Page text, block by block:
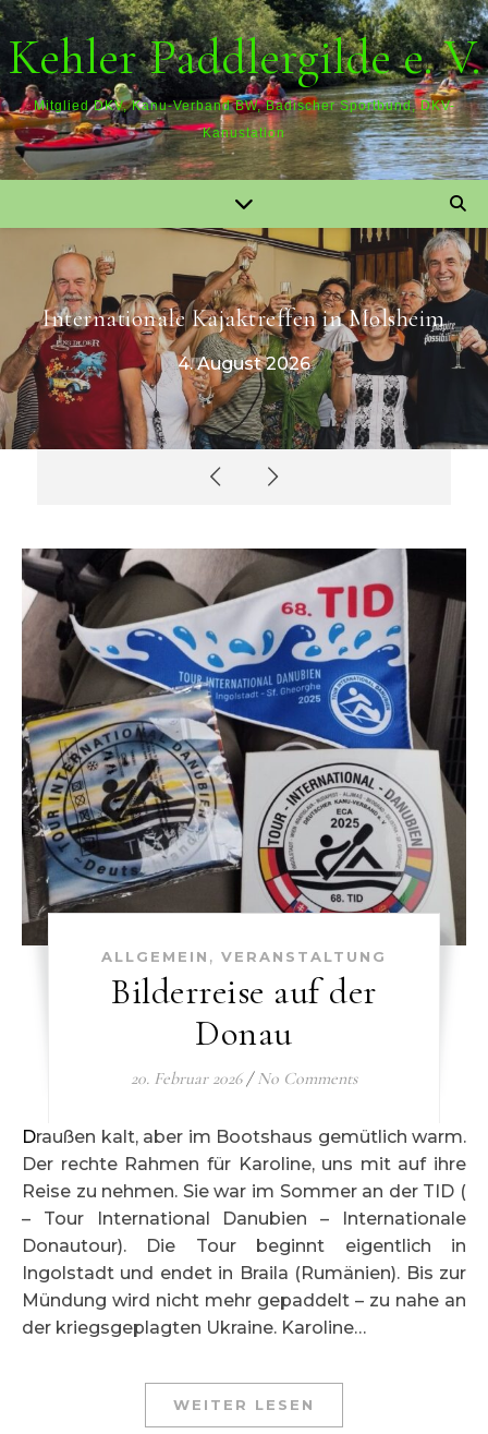
Kehler Paddlergilde e. V.
Mitglied DKV, Kanu-Verband BW, Badischer Sportbund, DKV-
Kanustation
Internationale Kajaktreffen in Molsheim
4. August 2026
ALLGEMEIN , VERANSTALTUNG
Bilderreise auf der
Donau
20. Februar 2026 / No Comments
Draußen kalt, aber im Bootshaus gemütlich warm.
Der rechte Rahmen für Karoline, uns mit auf ihre
Reise zu nehmen. Sie war im Sommer an der TID (
– Tour International Danubien – Internationale
Donautour). Die Tour beginnt eigentlich in
Ingolstadt und endet in Braila (Rumänien). Bis zur
Mündung wird nicht mehr gepaddelt – zu nahe an
der kriegsgeplagten Ukraine. Karoline…
WEITER LESEN